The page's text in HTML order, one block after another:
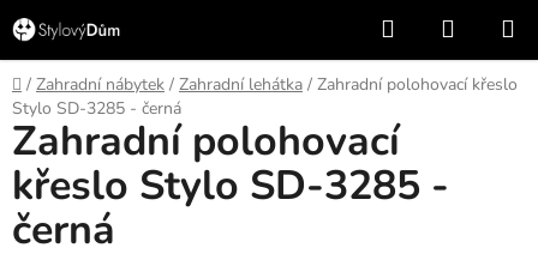
Přejít
na
obsah
Hledat
KOŠÍK
Domů
/ Zahradní nábytek / Zahradní lehátka / Zahradní polohovací křeslo
Stylo SD-3285 - černá
Zahradní polohovací
křeslo Stylo SD-3285 -
černá